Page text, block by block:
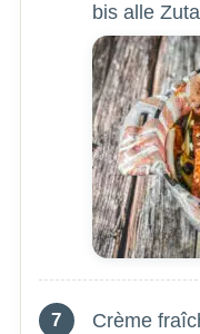
bis alle
Crème